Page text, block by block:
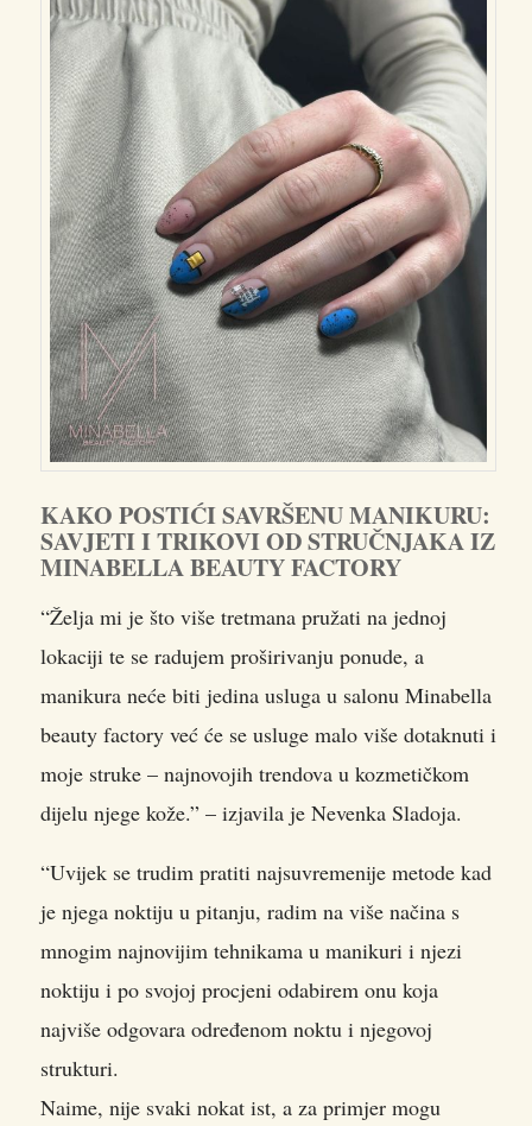
KAKO POSTIĆI SAVRŠENU MANIKURU:
SAVJETI I TRIKOVI OD STRUČNJAKA IZ
MINABELLA BEAUTY FACTORY
“Želja mi je što više tretmana pružati na jednoj
lokaciji te se radujem proširivanju ponude, a
manikura neće biti jedina usluga u salonu Minabella
beauty factory već će se usluge malo više dotaknuti i
moje struke – najnovojih trendova u kozmetičkom
dijelu njege kože.” – izjavila je Nevenka Sladoja.
“Uvijek se trudim pratiti najsuvremenije metode kad
je njega noktiju u pitanju, radim na više načina s
mnogim najnovijim tehnikama u manikuri i njezi
noktiju i po svojoj procjeni odabirem onu koja
najviše odgovara određenom noktu i njegovoj
strukturi.
Naime, nije svaki nokat ist, a za primjer mogu